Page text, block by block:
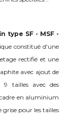
type SF - MSF -
constitué d'une
rectifié et une
avec ajout de
9 tailles avec des
en aluminium
pour les tailles